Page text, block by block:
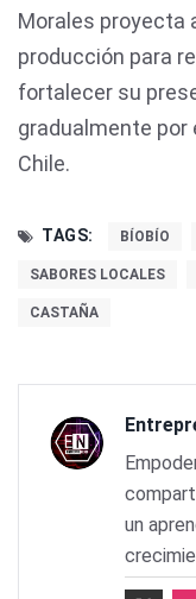
Morales proyecta
producción para
fortalecer su
gradualmente por
Chile.
TAGS: BÍOBÍO
SABORES LOCALES
CASTAÑA
un